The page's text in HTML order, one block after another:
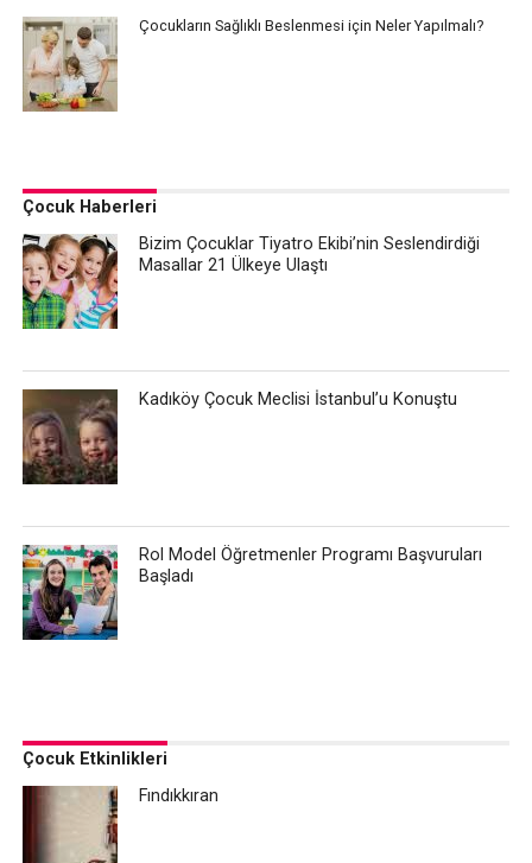
Çocukların Sağlıklı Beslenmesi için Neler Yapılmalı?
Çocuk Haberleri
Bizim Çocuklar Tiyatro Ekibi’nin Seslendirdiği
Masallar 21 Ülkeye Ulaştı
Kadıköy Çocuk Meclisi İstanbul’u Konuştu
Rol Model Öğretmenler Programı Başvuruları
Başladı
Çocuk Etkinlikleri
Fındıkkıran